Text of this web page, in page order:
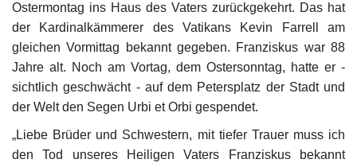
Wirtschaft
Kunst
Sport
Presse
Ostermontag ins Haus des Vaters zurückgekehrt. Das hat
der Kardinalkämmerer des Vatikans Kevin Farrell am
gleichen Vormittag bekannt gegeben. Franziskus war 88
Jahre alt. Noch am Vortag, dem Ostersonntag, hatte er -
sichtlich geschwächt - auf dem Petersplatz der Stadt und
der Welt den Segen Urbi et Orbi gespendet.
„Liebe Brüder und Schwestern, mit tiefer Trauer muss ich
den Tod unseres Heiligen Vaters Franziskus bekannt